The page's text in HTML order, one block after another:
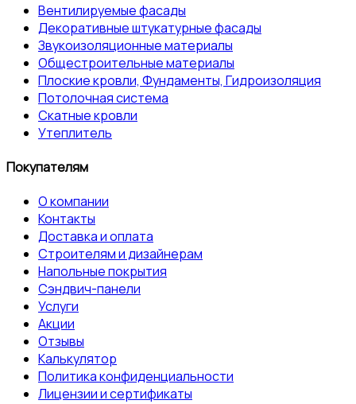
Вентилируемые фасады
Декоративные штукатурные фасады
Звукоизоляционные материалы
Общестроительные материалы
Плоские кровли, Фундаменты, Гидроизоляция
Потолочная система
Скатные кровли
Утеплитель
Покупателям
О компании
Контакты
Доставка и оплата
Строителям и дизайнерам
Напольные покрытия
Сэндвич-панели
Услуги
Акции
Отзывы
Калькулятор
Политика конфиденциальности
Лицензии и сертификаты